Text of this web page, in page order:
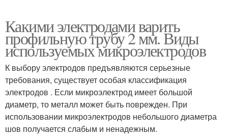
Какими электродами варить
профильную трубу 2 мм. Виды
используемых микроэлектродов
К выбору электродов предъявляются серьезные
требования, существует особая классификация
электродов . Если микроэлектрод имеет большой
диаметр, то металл может быть поврежден. При
использовании микроэлектродов небольшого диаметра
шов получается слабым и ненадежным.